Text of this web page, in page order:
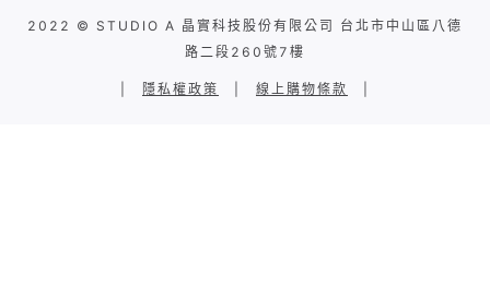
2022 © STUDIO A 晶實科技股份有限公司 台北市中山區八德
路二段260號7樓
隱私權政策 線上購物條款